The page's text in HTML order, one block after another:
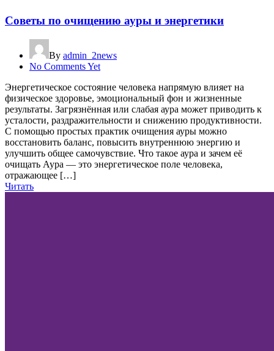
Советы по очищению ауры и энергетики
By admin_2news
No Comments Yet
Энергетическое состояние человека напрямую влияет на
физическое здоровье, эмоциональный фон и жизненные
результаты. Загрязнённая или слабая аура может приводить к
усталости, раздражительности и снижению продуктивности.
С помощью простых практик очищения ауры можно
восстановить баланс, повысить внутреннюю энергию и
улучшить общее самочувствие. Что такое аура и зачем её
очищать Аура — это энергетическое поле человека,
отражающее […]
Читать